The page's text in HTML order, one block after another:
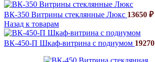
ВК-350 Витрины стеклянные Люкс 13650 ₽
Назад к товарам
ВК-450-П Шкаф-витрина с подиумом 19270